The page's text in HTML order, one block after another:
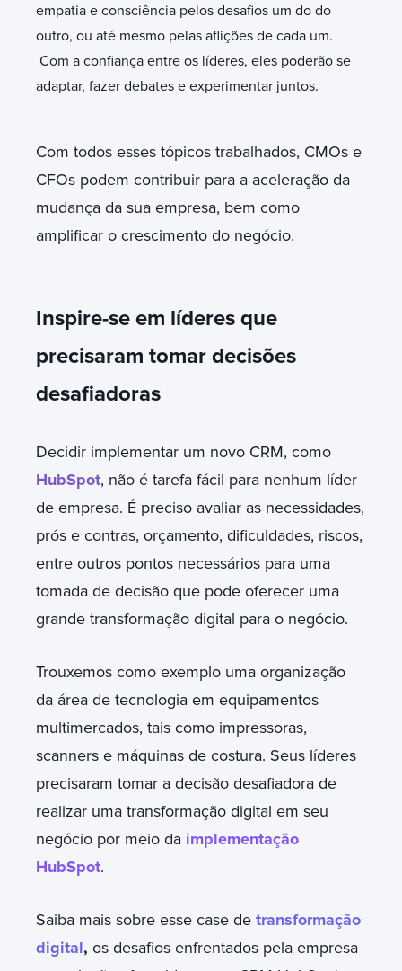
empatia e consciência pelos desafios um do do
outro, ou até mesmo pelas aflições de cada um.
Com a confiança entre os líderes, eles poderão se
adaptar, fazer debates e experimentar juntos.
Com todos esses tópicos trabalhados, CMOs e
CFOs podem contribuir para a aceleração da
mudança da sua empresa, bem como
amplificar o crescimento do negócio.
Inspire-se em líderes que
precisaram tomar decisões
desafiadoras
Decidir implementar um novo CRM, como
HubSpot, não é tarefa fácil para nenhum líder
de empresa. É preciso avaliar as necessidades,
prós e contras, orçamento, dificuldades, riscos,
entre outros pontos necessários para uma
tomada de decisão que pode oferecer uma
grande transformação digital para o negócio.
Trouxemos como exemplo uma organização
da área de tecnologia em equipamentos
multimercados, tais como impressoras,
scanners e máquinas de costura. Seus líderes
precisaram tomar a decisão desafiadora de
realizar uma transformação digital em seu
negócio por meio da implementação
HubSpot.
Saiba mais sobre esse case de transformação
digital, os desafios enfrentados pela empresa